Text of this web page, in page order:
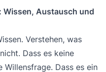
Wissen, Austausch und
Verstehen, was
Dass es keine
Willensfrage. Dass es ein